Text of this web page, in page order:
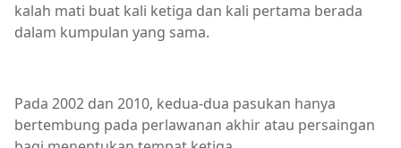
kalah mati buat kali ketiga dan kali pertama berada
dalam kumpulan yang sama.
Pada 2002 dan 2010, kedua-dua pasukan hanya
bertembung pada perlawanan akhir atau persaingan